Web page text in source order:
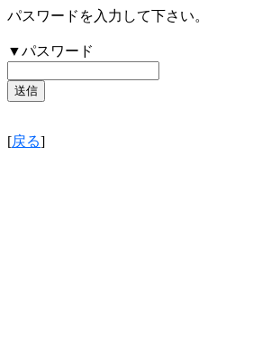
パスワードを入力して下さい。
▼パスワード
[戻る]